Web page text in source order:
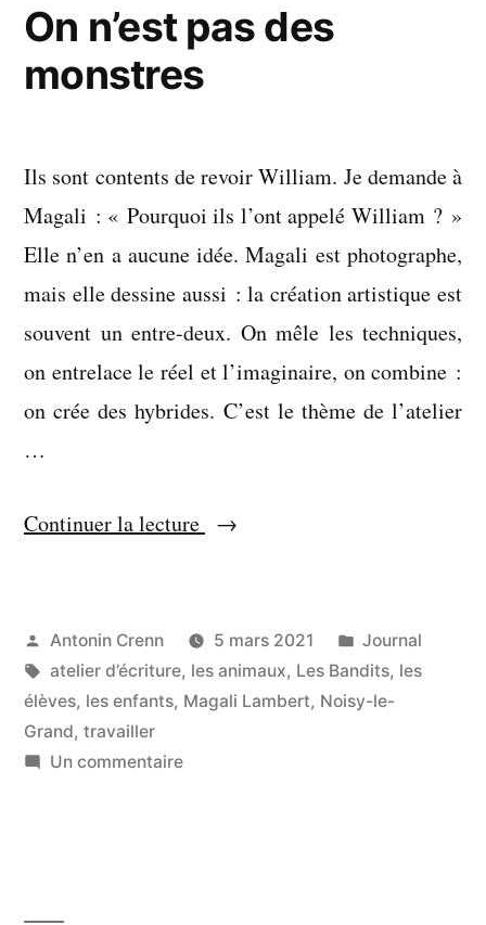
On n’est pas des
monstres
Ils sont contents de revoir William. Je demande à
Magali : « Pourquoi ils l’ont appelé William ? »
Elle n’en a aucune idée. Magali est photographe,
mais elle dessine aussi : la création artistique est
souvent un entre-deux. On mêle les techniques,
on entrelace le réel et l’imaginaire, on combine :
on crée des hybrides. C’est le thème de l’atelier
…
Continuer la lecture « On
des
monstres »
Publié
par
Antonin Crenn 5 mars 2021
Publié
dans
Journal
Étiquettes :
atelier d’écriture, les animaux, Les Bandits, les
élèves, les enfants, Magali Lambert, Noisy-le-
Grand, travailler
Un commentairesur